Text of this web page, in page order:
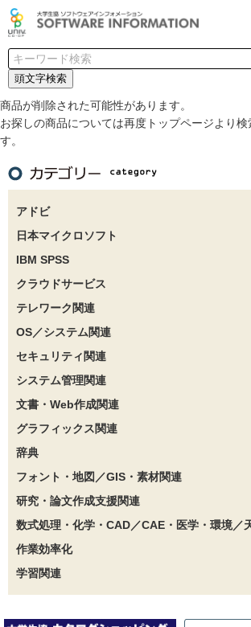
頭文字検索
商品が削除された可能性があります。
お探しの商品については再度トップページより検
す。
アドビ
日本マイクロソフト
IBM SPSS
クラウドサービス
テレワーク関連
OS／システム関連
セキュリティ関連
システム管理関連
文書・Web作成関連
グラフィックス関連
辞典
フォント・地図／GIS・素材関連
研究・論文作成支援関連
数式処理・化学・CAD／CAE・医学・環境／
作業効率化
学習関連